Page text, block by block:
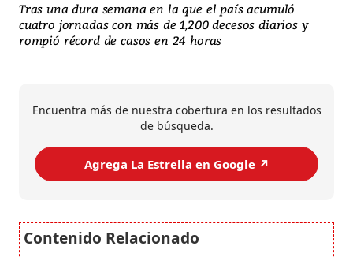
Tras una dura semana en la que el país acumuló
cuatro jornadas con más de 1,200 decesos diarios y
rompió récord de casos en 24 horas
Encuentra más de nuestra cobertura en los resultados
de búsqueda.
Agrega La Estrella en Google ↗️